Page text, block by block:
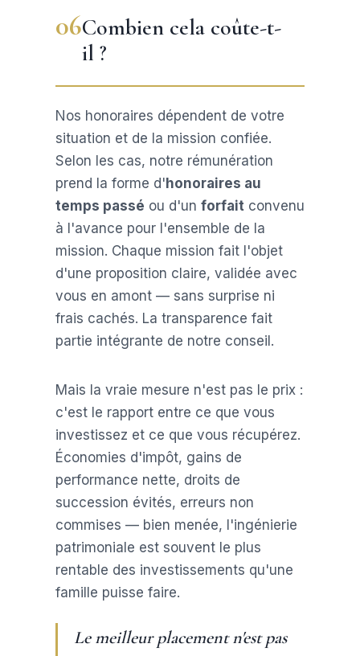
06Combien cela coûte-t-
il ?
Nos honoraires dépendent de votre
situation et de la mission confiée.
Selon les cas, notre rémunération
prend la forme d' honoraires au
temps passé ou d'un forfaitconvenu
à l'avance pour l'ensemble de la
mission. Chaque mission fait l'objet
d'une proposition claire, validée avec
vous en amont — sans surprise ni
frais cachés. La transparence fait
partie intégrante de notre conseil.
Mais la vraie mesure n'est pas le prix :
c'est le rapport entre ce que vous
investissez et ce que vous récupérez.
Économies d'impôt, gains de
performance nette, droits de
succession évités, erreurs non
commises — bien menée, l'ingénierie
patrimoniale est souvent le plus
rentable des investissements qu'une
famille puisse faire.
Le meilleur placement n'est pas